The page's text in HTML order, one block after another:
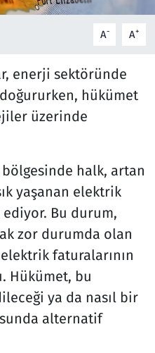
A- A+
enerji sektöründe
hükümet
üzerinde
halk, artan
yaşanan elektrik
Bu durum,
zor durumda olan
faturalarının
Hükümet, bu
ya da nasıl bir
alternatif